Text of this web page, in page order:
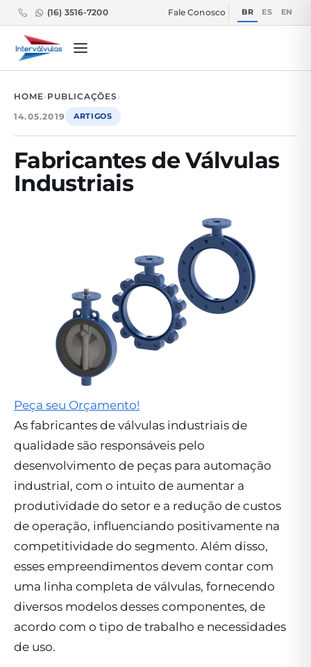
(16) 3516-7200 Fale Conosco BR ES EN
HOME› PUBLICAÇÕES ›
14.05.2019
ARTIGOS
Fabricantes de Válvulas
Industriais
Peça seu Orçamento!
As fabricantes de válvulas industriais de
qualidade são responsáveis pelo
desenvolvimento de peças para automação
industrial, com o intuito de aumentar a
produtividade do setor e a redução de custos
de operação, influenciando positivamente na
competitividade do segmento. Além disso,
esses empreendimentos devem contar com
uma linha completa de válvulas, fornecendo
diversos modelos desses componentes, de
acordo com o tipo de trabalho e necessidades
de uso.